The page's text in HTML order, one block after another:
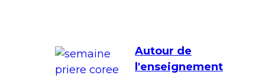
Autour de
l'enseignement